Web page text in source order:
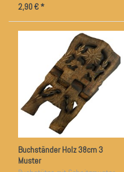
2,90 € *
Buchständer Holz 38cm 3
Muster